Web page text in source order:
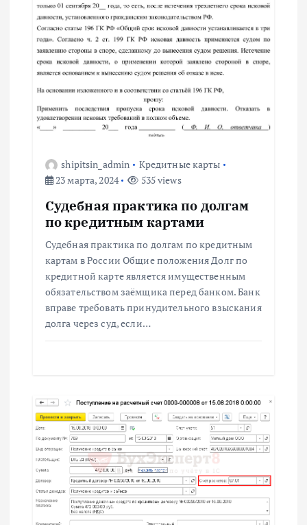
а
п
и
с
shipitsin_admin
Кредитные карты
23 марта, 2024
535 views
Судебная практика по долгам
по кредитным картами
Судебная практика по долгам по кредитным
картам в России Общие положения Долг по
кредитной карте является имущественным
обязательством заёмщика перед банком. Банк
вправе требовать принудительного взыскания
долга через суд, если…